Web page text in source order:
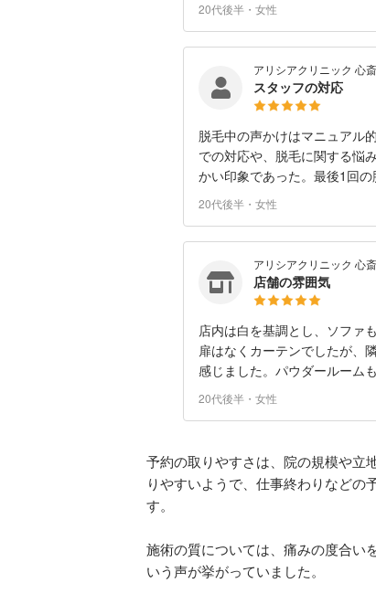
20代後半・女性
アリシアクリニック 心
スタッフの対応
脱毛中の声かけはマニュアル
での対応や、脱毛に関する悩
かい印象であった。最後1回
20代後半・女性
アリシアクリニック 心
店舗の雰囲気
店内は白を基調とし、ソファ
扉はなくカーテンでしたが、
感じました。パウダールーム
20代後半・女性
予約の取りやすさは、院の規模や立
りやすいようで、仕事終わりなど
す。
施術の質については、痛みの度合い
いう声が挙がっていました。